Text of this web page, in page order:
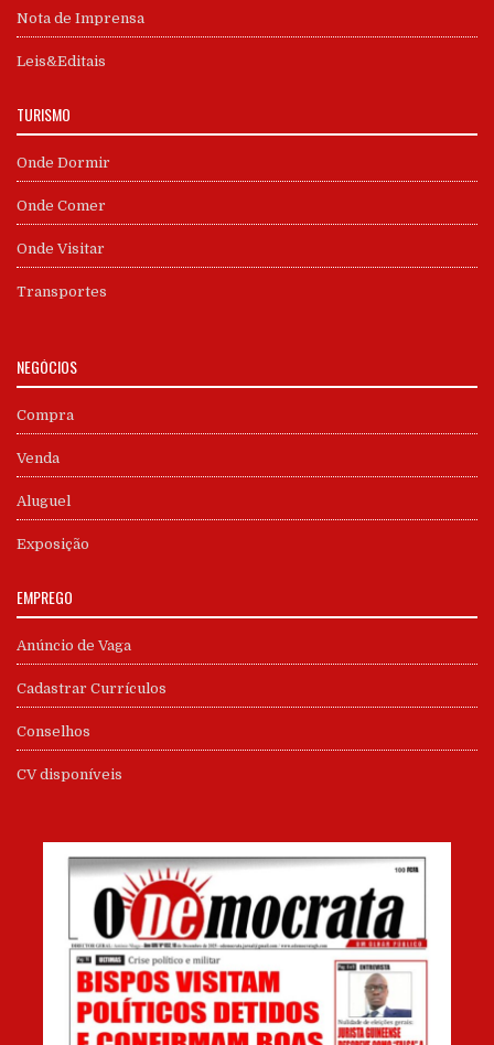
Nota de Imprensa
Leis&Editais
TURISMO
Onde Dormir
Onde Comer
Onde Visitar
Transportes
NEGÓCIOS
Compra
Venda
Aluguel
Exposição
EMPREGO
Anúncio de Vaga
Cadastrar Currículos
Conselhos
CV disponíveis